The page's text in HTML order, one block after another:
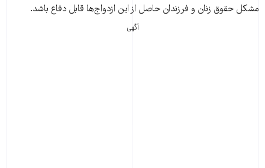
مشکل حقوق زنان و فرزندان حاصل از این ازدواج‌ها قابل دفاع باشد.
آگهی